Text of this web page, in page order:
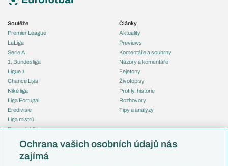
Soutěže
Premier League
LaLiga
Serie A
1. Bundesliga
Ligue 1
Chance Liga
Niké liga
Liga Portugal
Eredivisie
Liga mistrů
Evropská liga
Mistrovství světa
Liga národů
Články
Aktuality
Previews
Komentáře a souhrny
Názory a komentáře
Fejetony
Životopisy
Profily, historie
Rozhovory
Tipy a analýzy
Česko
Ochrana vašich osobních údajů nás
zajímá